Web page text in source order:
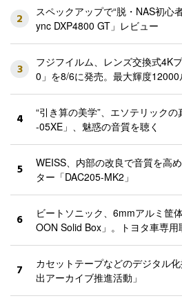
2
スペックアップで“脱・NAS初心
ync DXP4800 GT」レビュー
3
フジフイルム、レンズ交換式4K
0」を8/6に発売。最大輝度12000
4
“引き算の美学”、エソテリック
-05XE」、魅惑の音質を聴く
5
WEISS、内部の改良で音質を高
ター「DAC205-MK2」
6
ビートソニック、6mmアルミ筐
OON Solid Box」。トヨタ車専用
7
カセットテープなどのデジタル
出アーカイブ推進活動」